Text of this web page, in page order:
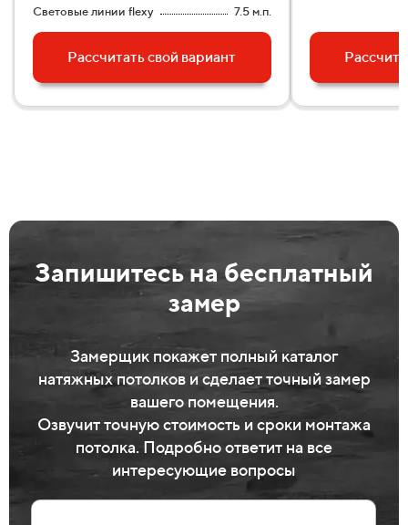
Световые линии flexy
7.5 м.п.
Рассчитать свой вариант
Запишитесь на бесплатный
замер
Замерщик покажет полный каталог
натяжных потолков и сделает точный замер
вашего помещения.
Озвучит точную стоимость и сроки монтажа
потолка. Подробно ответит на все
интересующие вопросы